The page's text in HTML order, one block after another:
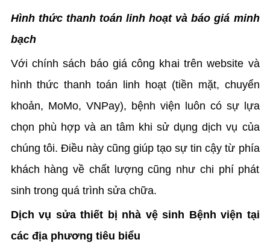
Hình thức thanh toán linh hoạt và báo giá minh
bạch
Với chính sách báo giá công khai trên website và
hình thức thanh toán linh hoạt (tiền mặt, chuyển
khoản, MoMo, VNPay), bệnh viện luôn có sự lựa
chọn phù hợp và an tâm khi sử dụng dịch vụ của
chúng tôi. Điều này cũng giúp tạo sự tin cậy từ phía
khách hàng về chất lượng cũng như chi phí phát
sinh trong quá trình sửa chữa.
Dịch vụ sửa thiết bị nhà vệ sinh Bệnh viện tại
các địa phương tiêu biểu